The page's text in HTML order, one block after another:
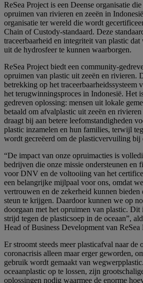
ReSea Project is een Deense organisatie
opruimen van rivieren en zeeën in
organisatie ter wereld die wordt
Chain of Custody-standaard. Deze
traceerbaarheid en integriteit van plastic
uit de hydrosfeer te kunnen waarborgen.
ReSea Project biedt een community-
opruimen van plastic uit zeeën en rivieren.
betrekking op het traceerbaarheidssysteem
het terugwinningsproces in Indonesië. Het
gedreven oplossing: mensen uit lokale
betaald om afvalplastic uit zeeën en
draagt bij aan betere leefomstandigheden
plastic inzamelen en hun families, terwijl
wordt gecreëerd om de plasticvervuiling bij
“De impact van onze opruimacties is
bedrijven die onze missie ondersteunen en
voor DNV en de voltooiing van het
een belangrijke mijlpaal voor ons, omdat
vertrouwen en de zekerheid kunnen
steun te krijgen. Daardoor kunnen we op
doorgaan met het opruimen van plastic. Dit
strijd tegen de plasticsoep in de oceaan”,
Head of Business Development van ReSea
Er stroomt steeds meer plasticafval naar de
coronacrisis alleen maar erger geworden,
gebruik wordt gemaakt van
oceaanplastic op te lossen, zijn
oplossingen nodig waarmee de enorme